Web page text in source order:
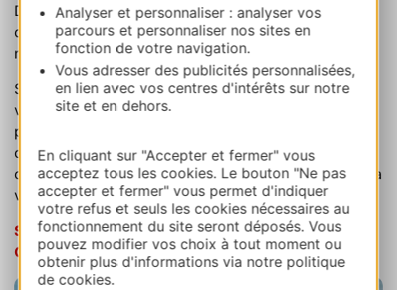
Analyser et personnaliser : analyser vos
parcours et personnaliser nos sites en
fonction de votre navigation.
Vous adresser des publicités personnalisées,
en lien avec vos centres d'intérêts sur notre
site et en dehors.
En cliquant sur "Accepter et fermer" vous
acceptez tous les cookies. Le bouton "Ne pas
accepter et fermer" vous permet d'indiquer
votre refus et seuls les cookies nécessaires au
fonctionnement du site seront déposés. Vous
pouvez modifier vos choix à tout moment ou
obtenir plus d'informations via notre politique
de cookies.
Découvrez sur Instagram l’Occitanie des rencontres,
des saveurs et des savoir-faire qui font l’identité de
notre région.
Sur Mood Occitanie, partez à la rencontre des
vignerons, producteurs, artisans, restaurateurs et
passionnés qui font vivre un art de vivre unique, au fil
des saisons.Des adresses inspirantes, des produits de
caractère, des histoires humaines et des expériences à
vivre… pour découvrir l’Occitanie autrement.
Suivez-nous sur Instagram et entrez dans le Mood
Occitanie !